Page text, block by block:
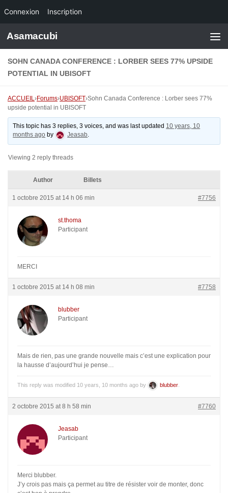
Connexion Inscription
Skip to content
Asamacubi
SOHN CANADA CONFERENCE : LORBER SEES 77% UPSIDE
POTENTIAL IN UBISOFT
ACCUEIL›Forums›UBISOFT›Sohn Canada Conference : Lorber sees 77%
upside potential in UBISOFT
This topic has 3 replies, 3 voices, and was last updated 10 years, 10
months ago by Jeasab.
Viewing 2 reply threads
Author Billets
1 octobre 2015 at 14 h 06 min #7756
st.thoma
Participant
MERCI
1 octobre 2015 at 14 h 08 min #7758
blubber
Participant
Mais de rien, pas une grande nouvelle mais c’est une explication pour
la hausse d’aujourd’hui je pense…
This reply was modified 10 years, 10 months ago by blubber
2 octobre 2015 at 8 h 58 min #7760
Jeasab
Participant
Merci blubber.
J’y crois pas mais ça permet au titre de résister voir de monter, donc